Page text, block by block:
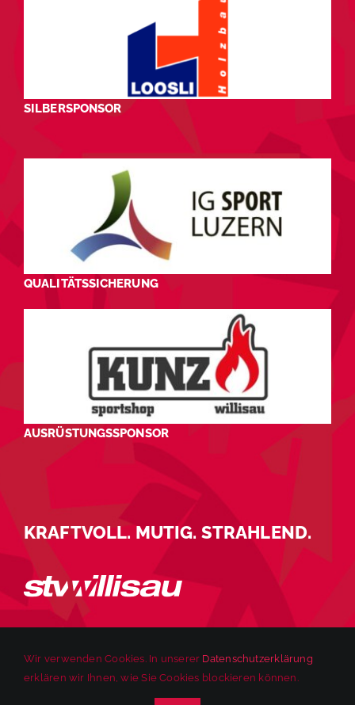
SILBERSPONSOR
QUALITÄTSSICHERUNG
AUSRÜSTUNGSSPONSOR
KRAFTVOLL. MUTIG. STRAHLEND.
© 2025 STV Willisau | Alle Rechte vorbehalten. |
Wir verwenden Cookies. In unserer Datenschutzerklärung
erklären wir Ihnen, wie Sie Cookies blockieren können.